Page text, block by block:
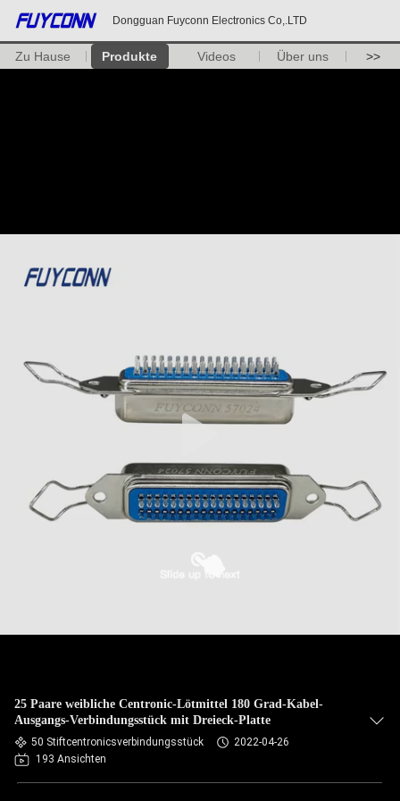
Dongguan Fuyconn Electronics Co,.LTD
Zu Hause Produkte Videos Über uns >>
25 Paare weibliche Centronic-Lötmittel 180 Grad-Kabel-
Ausgangs-Verbindungsstück mit Dreieck-Platte
50 Stiftcentronicsverbindungsstück
2022-04-26
193 Ansichten